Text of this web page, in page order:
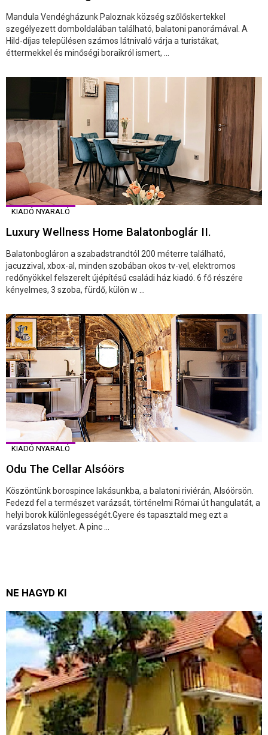
Mandula Vendégházunk Paloznak község szőlőskertekkel
szegélyezett domboldalában található, balatoni panorámával. A
Hild-díjas településen számos látnivaló várja a turistákat,
éttermekkel és minőségi boraikról ismert, ...
KIADÓ NYARALÓ
Luxury Wellness Home Balatonboglár II.
Balatonbogláron a szabadstrandtól 200 méterre található,
jacuzzival, xbox-al, minden szobában okos tv-vel, elektromos
redőnyökkel felszerelt újépítésű családi ház kiadó. 6 fő részére
kényelmes, 3 szoba, fürdő, külön w ...
KIADÓ NYARALÓ
Odu The Cellar Alsóörs
Köszöntünk borospince lakásunkba, a balatoni riviérán, Alsóörsön.
Fedezd fel a természet varázsát, történelmi Római út hangulatát, a
helyi borok különlegességét.Gyere és tapasztald meg ezt a
varázslatos helyet. A pinc ...
NE HAGYD KI